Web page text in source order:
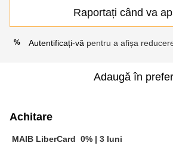
Raportați când va
% Autentificați-vă pentru a afișa
Adaugă în
Achitare
MAIB LiberCard 0% | 3 luni